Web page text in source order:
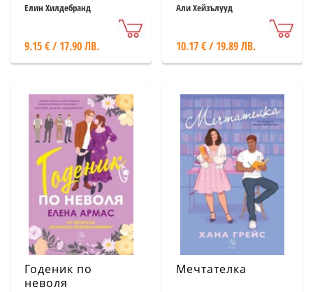
Елин Хилдебранд
9.15 € / 17.90 ЛВ.
Али Хейзълууд
10.17 € / 19.89 ЛВ.
Годеник по
неволя
Мечтателка